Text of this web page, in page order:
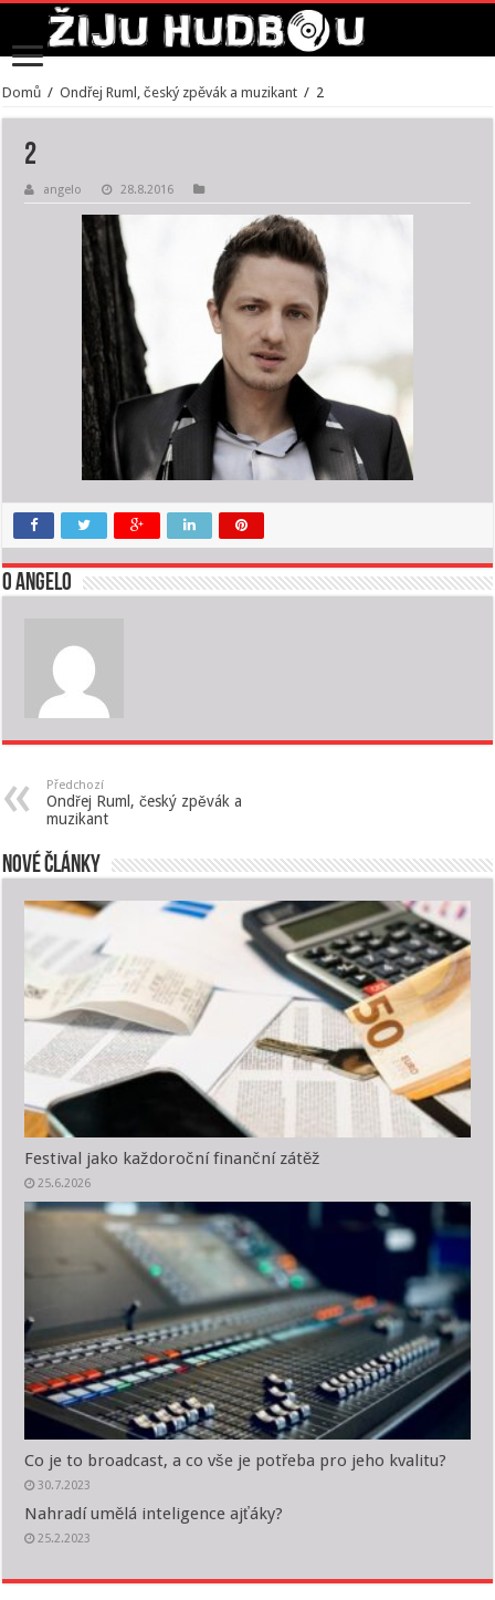
Domů / Ondřej Ruml, český zpěvák a muzikant / 2
2
angelo 28.8.2016
O angelo
Předchozí
Ondřej Ruml, český zpěvák a
muzikant
Nové články
Festival jako každoroční finanční zátěž
25.6.2026
Co je to broadcast, a co vše je potřeba pro jeho kvalitu?
30.7.2023
Nahradí umělá inteligence ajťáky?
25.2.2023